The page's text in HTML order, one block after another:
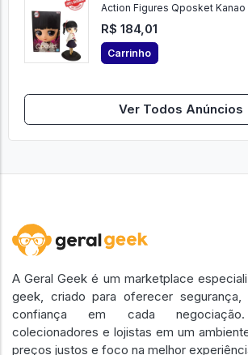
Action Figures Qposket Kanao
R$ 184,01
Carrinho
Ver Todos Anúncios
A Geral Geek é um marketplace
geek, criado para oferecer segurança,
confiança em cada negociação.
colecionadores e lojistas em um
preços justos e foco na melhor